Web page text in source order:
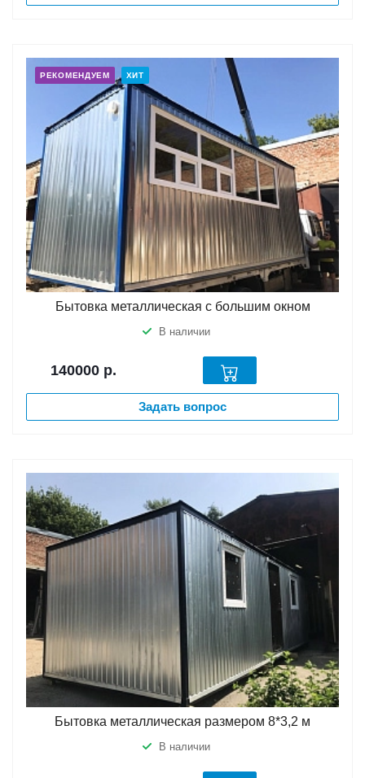
РЕКОМЕНДУЕМ ХИТ
Бытовка металлическая с большим окном
В наличии
140000 р.
Задать вопрос
Бытовка металлическая размером 8*3,2 м
В наличии